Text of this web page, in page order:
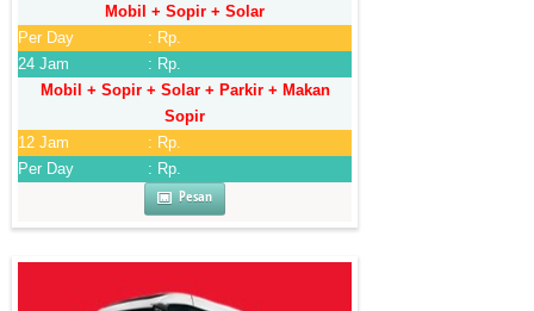
Mobil + Sopir + Solar
Per Day
: Rp.
24 Jam
: Rp.
Mobil + Sopir + Solar + Parkir + Makan
Sopir
12 Jam
: Rp.
Per Day
: Rp.
Pesan